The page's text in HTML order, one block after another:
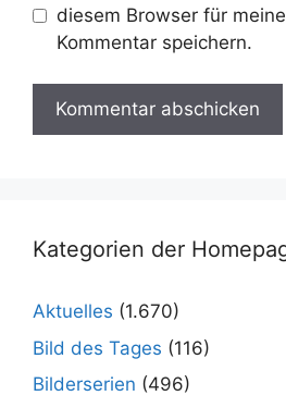
diesem Browser für
Kommentar speichern.
Kategorien der
Aktuelles (1.670)
Bild des Tages (116)
Bilderserien (496)